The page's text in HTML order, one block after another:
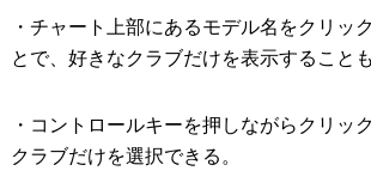
・チャート上部にあるモデル名をクリッ
とで、好きなクラブだけを表示すること
・コントロールキーを押しながらクリッ
クラブだけを選択できる。